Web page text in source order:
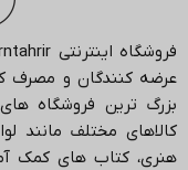
فروشگاه اینترنتی
عرضه کنندگان و مصرف
بزرگ ترین فروشگاه
کالاهای مختلف مانند
هنری، کتاب های کمک